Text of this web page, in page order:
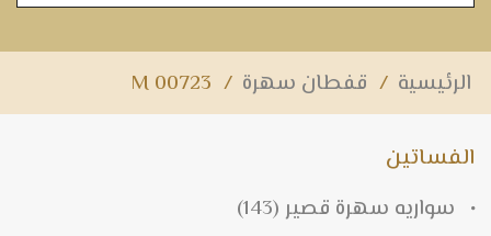
الرئيسية / قفطان سهرة /
M 00723
الفساتين
سواريه سهرة قصير (143)